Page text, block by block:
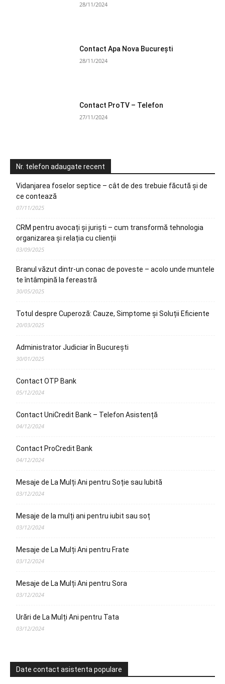
28/11/2024
Contact Apa Nova București
28/11/2024
Contact ProTV – Telefon
27/11/2024
Nr. telefon adaugate recent
Vidanjarea foselor septice – cât de des trebuie făcută și de
ce contează
07/11/2025
CRM pentru avocați și juriști – cum transformă tehnologia
organizarea și relația cu clienții
03/09/2025
Branul văzut dintr-un conac de poveste – acolo unde muntele
te întâmpină la fereastră
30/05/2025
Totul despre Cuperoză: Cauze, Simptome și Soluții Eficiente
20/03/2025
Administrator Judiciar în București
30/01/2025
Contact OTP Bank
05/12/2024
Contact UniCredit Bank – Telefon Asistență
04/12/2024
Contact ProCredit Bank
04/12/2024
Mesaje de La Mulți Ani pentru Soție sau Iubită
03/12/2024
Mesaje de la mulți ani pentru iubit sau soț
03/12/2024
Mesaje de La Mulți Ani pentru Frate
03/12/2024
Mesaje de La Mulți Ani pentru Sora
03/12/2024
Urări de La Mulți Ani pentru Tata
03/12/2024
Date contact asistenta populare